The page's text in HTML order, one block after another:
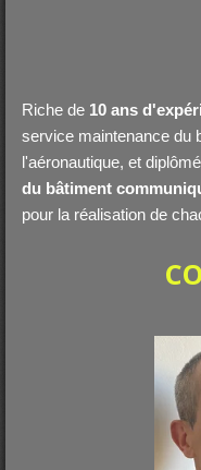
Riche de 10 ans
service maintenance du
l'aéronautique, et
du bâtiment
pour la réalisation de